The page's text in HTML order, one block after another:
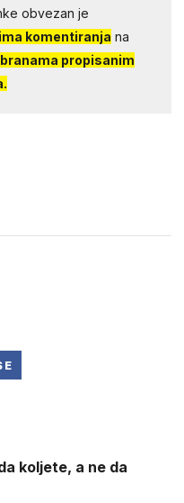
obvezan je
komentiranja na
propisanim
koljete, a ne da